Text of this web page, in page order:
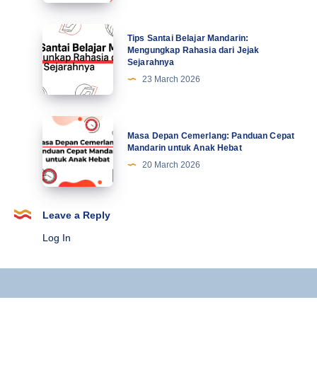
Ke-
Lucu
Mahasiswa
Terbaru
Tips
Santai
Belajar
Mandarin:
Mengungkap
Rahasia
dari
Jejak
Sejarahnya
Tips Santai Belajar Mandarin:
Mengungkap Rahasia dari Jejak
Sejarahnya
23 March 2026
Masa
Depan
Cemerlang:
Panduan
Cepat
Mandarin
Hebat
Masa Depan Cemerlang: Panduan Cepat
Mandarin untuk Anak Hebat
20 March 2026
Leave a Reply
Log In